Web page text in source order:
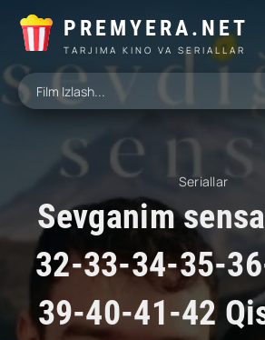
PREMYERA.NET
TARJIMA KINO VA SERIALLAR
Seriallar
Sevganim
32-33-34-35-
39-40-41-42